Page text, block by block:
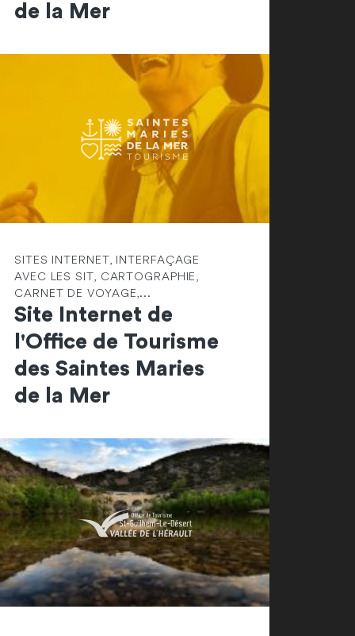
de la Mer
SITES INTERNET, INTERFAÇAGE
AVEC LES SIT, CARTOGRAPHIE,
CARNET DE VOYAGE,...
Site Internet de
l'Office de Tourisme
des Saintes Maries
de la Mer